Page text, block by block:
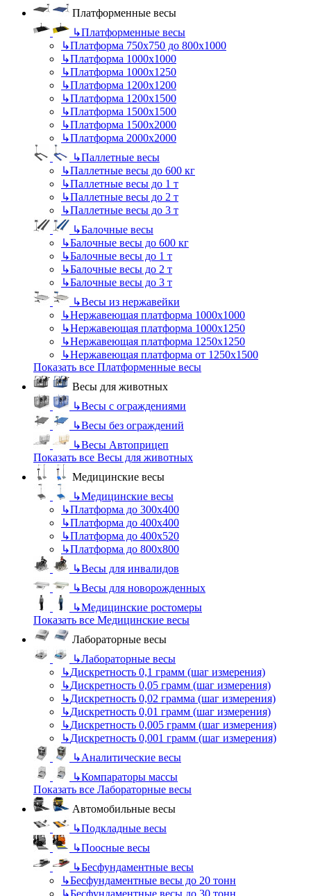
Платформенные весы
↳Платформенные весы
↳Платформа 750х750 до 800х1000
↳Платформа 1000х1000
↳Платформа 1000х1250
↳Платформа 1200х1200
↳Платформа 1200х1500
↳Платформа 1500х1500
↳Платформа 1500х2000
↳Платформа 2000х2000
↳Паллетные весы
↳Паллетные весы до 600 кг
↳Паллетные весы до 1 т
↳Паллетные весы до 2 т
↳Паллетные весы до 3 т
↳Балочные весы
↳Балочные весы до 600 кг
↳Балочные весы до 1 т
↳Балочные весы до 2 т
↳Балочные весы до 3 т
↳Весы из нержавейки
↳Нержавеющая платформа 1000х1000
↳Нержавеющая платформа 1000х1250
↳Нержавеющая платформа 1250х1250
↳Нержавеющая платформа от 1250х1500
Показать все Платформенные весы
Весы для животных
↳Весы с ограждениями
↳Весы без ограждений
↳Весы Автоприцеп
Показать все Весы для животных
Медицинские весы
↳Медицинские весы
↳Платформа до 300х400
↳Платформа до 400х400
↳Платформа до 400х520
↳Платформа до 800х800
↳Весы для инвалидов
↳Весы для новорожденных
↳Медицинские ростомеры
Показать все Медицинские весы
Лабораторные весы
↳Лабораторные весы
↳Дискретность 0,1 грамм (шаг измерения)
↳Дискретность 0,05 грамм (шаг измерения)
↳Дискретность 0,02 грамма (шаг измерения)
↳Дискретность 0,01 грамм (шаг измерения)
↳Дискретность 0,005 грамм (шаг измерения)
↳Дискретность 0,001 грамм (шаг измерения)
↳Аналитические весы
↳Компараторы массы
Показать все Лабораторные весы
Автомобильные весы
↳Подкладные весы
↳Поосные весы
↳Бесфундаментные весы
↳Бесфундаментные весы до 20 тонн
↳Бесфундаментные весы до 30 тонн